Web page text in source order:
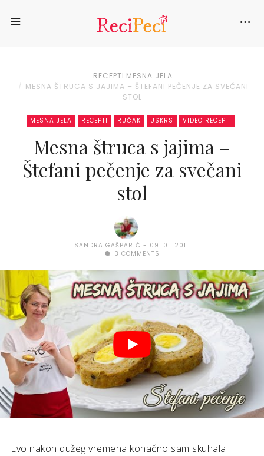
RECEPTI MESNA JELA
MESNA ŠTRUCA S JAJIMA – ŠTEFANI PEČENJE ZA SVEČANI
STOL
MESNA JELA RECEPTI RUČAK USKRS VIDEO RECEPTI
Mesna štruca s jajima –
Štefani pečenje za svečani
stol
SANDRA GAŠPARIĆ
09. 01. 2011.
3 COMMENTS
Evo nakon dužeg vremena konačno sam skuhala